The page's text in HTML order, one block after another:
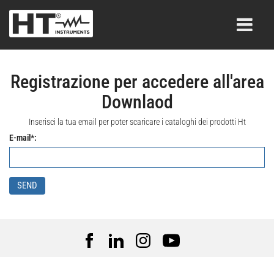
Registrazione per accedere all'area
Downlaod
Inserisci la tua email per poter scaricare i cataloghi dei prodotti Ht
E-mail*:
SEND